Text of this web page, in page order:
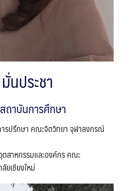
นประชา
าบันการศึกษา
รปรึกษา คณะจิตวิทยา จุฬาลงกรณ์
สาหกรรมและองค์กร คณะ
ยเชียงใหม่